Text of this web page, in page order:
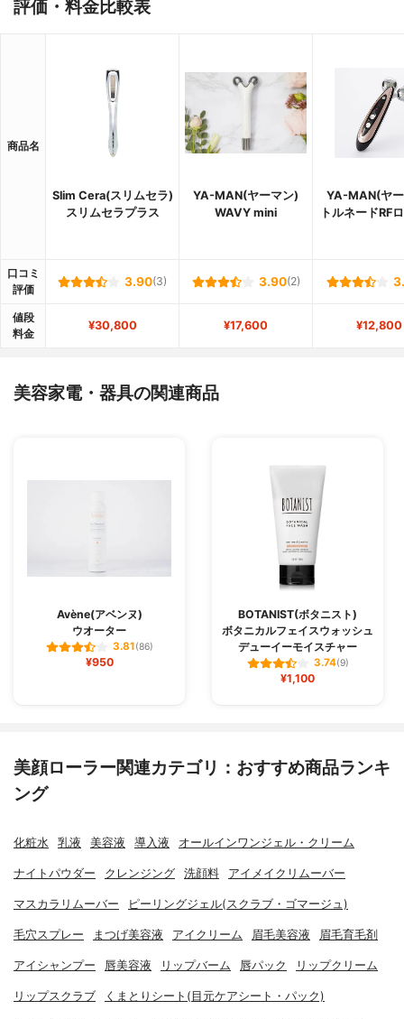
評価・料金比較表
商品名
Slim Cera(スリムセラ)
スリムセラプラス
YA-MAN(ヤーマン)
WAVY mini
YA-MAN(ヤ
トルネードRF
口コミ
評価
3.90(3) 3.90(2)
値段
料金
¥30,800 ¥17,600 ¥12,800
美容家電・器具の関連商品
Avène(アベンヌ)
ウオーター
3.81(86)
¥950
BOTANIST(ボタニスト)
ボタニカルフェイスウォッシュ
デューイーモイスチャー
3.74(9)
¥1,100
美顔ローラー関連カテゴリ：おすすめ商品ランキ
ング
化粧水 乳液 美容液 導入液 オールインワンジェル・クリーム
ナイトパウダー クレンジング 洗顔料 アイメイクリムーバー
マスカラリムーバー ピーリングジェル(スクラブ・ゴマージュ)
毛穴スプレー まつげ美容液 アイクリーム 眉毛美容液 眉毛育毛剤
アイシャンプー 唇美容液 リップバーム 唇パック リップクリーム
リップスクラブ くまとりシート(目元ケアシート・パック)